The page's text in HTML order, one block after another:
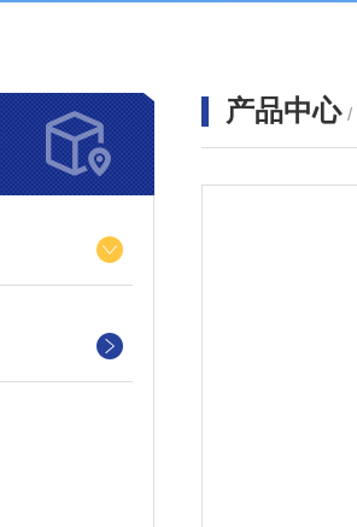
产品中心 /